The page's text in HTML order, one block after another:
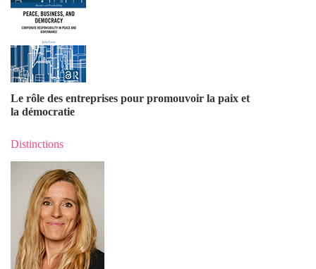
Le rôle des entreprises pour promouvoir la paix et
la démocratie
Distinctions